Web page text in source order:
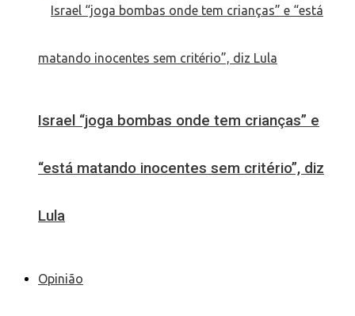
Israel “joga bombas onde tem crianças” e
“está matando inocentes sem critério”, diz
Lula
Opinião